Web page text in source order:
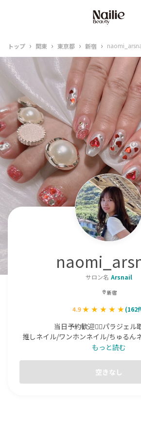
トップ › 関東 › 東京都 › 新宿 ›
サロン名 Arsnail
新宿
4.9 (162
当日予約歓迎🙆‍♀️パラジェル
推しネイル/ワンホンネイル/ちゅるん
長さだし/持ち込みデザ
Jrの為モデル様価格🐾
⚡️お直し不可ご注意くださ
もっと読む
空きなし